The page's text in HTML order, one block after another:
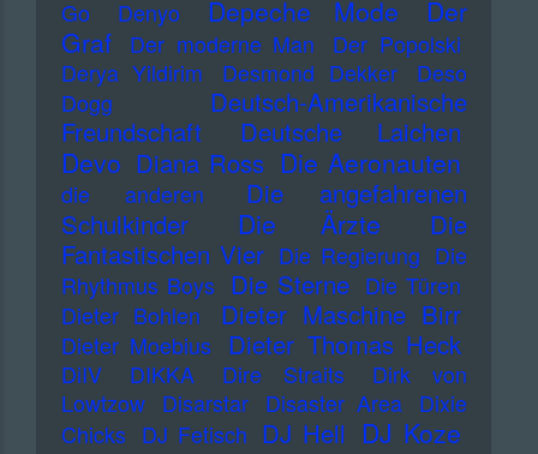
Go
Denyo Depeche Mode
Der
Graf
Der moderne Man
Der Popolski
Derya Yildirim
Desmond Dekker
Deso
Dogg
Deutsch-Amerikanische
Freundschaft
Deutsche Laichen
Devo Diana Ross Die Aeronauten
die anderen
Die angefahrenen
Schulkinder
Die Ärzte
Die
Fantastischen Vier Die Regierung Die
Rhythmus Boys Die Sterne Die Türen
Dieter Bohlen
Dieter Maschine Birr
Dieter Moebius Dieter Thomas Heck
DiIV DIKKA Dire Straits
Dirk von
Lowtzow
Disarstar Disaster Area
Dixie
Chicks DJ Fetisch DJ Hell DJ Koze